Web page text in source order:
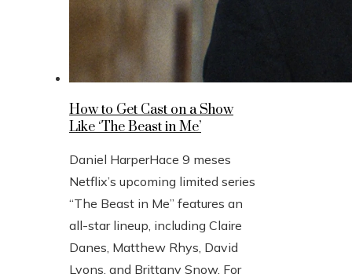
How to Get Cast on a Show
Like ‘The Beast in Me’
Daniel HarperHace 9 meses
Netflix’s upcoming limited series
“The Beast in Me” features an
all-star lineup, including Claire
Danes, Matthew Rhys, David
Lyons, and Brittany Snow. For